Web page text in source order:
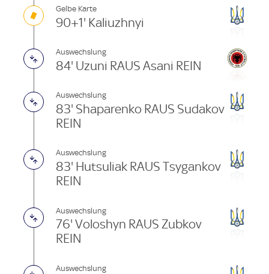
Gelbe Karte
90+1' Kaliuzhnyi
Auswechslung
84' Uzuni RAUS Asani REIN
Auswechslung
83' Shaparenko RAUS Sudakov
REIN
Auswechslung
83' Hutsuliak RAUS Tsygankov
REIN
Auswechslung
76' Voloshyn RAUS Zubkov
REIN
Auswechslung